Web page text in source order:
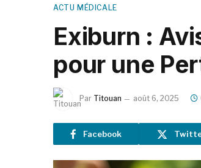
ACTU MÉDICALE
Exiburn :
pour une
Par Titouan août 6, 2025
Facebook